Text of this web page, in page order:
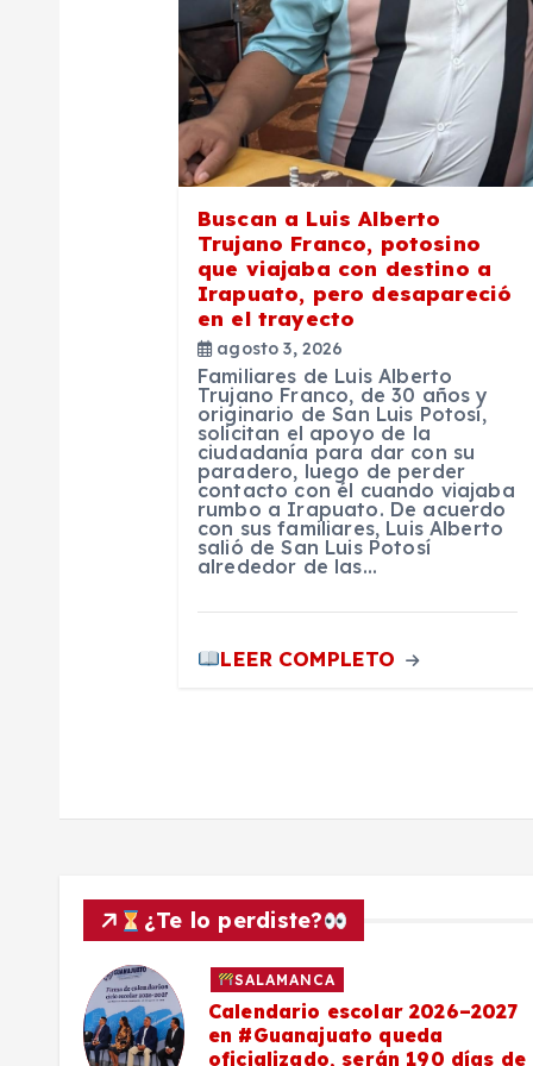
Buscan a Luis Alberto
Trujano Franco, potosino
que viajaba con destino a
Irapuato, pero desapareció
en el trayecto
agosto 3, 2026
Familiares de Luis Alberto
Trujano Franco, de 30 años y
originario de San Luis Potosí,
solicitan el apoyo de la
ciudadanía para dar con su
paradero, luego de perder
contacto con él cuando viajaba
rumbo a Irapuato. De acuerdo
con sus familiares, Luis Alberto
salió de San Luis Potosí
alrededor de las…
LEER COMPLETO
¿Te lo perdiste?
SALAMANCA
Calendario escolar 2026–2027
en #Guanajuato queda
oficializado, serán 190 días de